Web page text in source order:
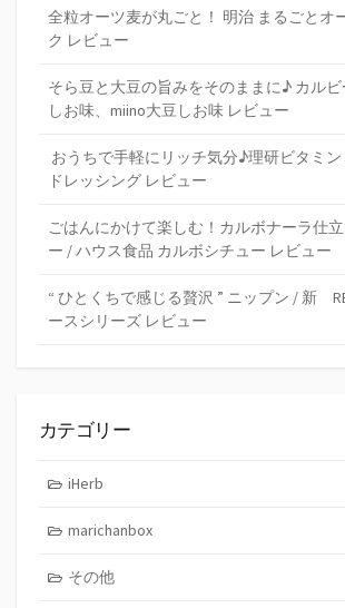
全粒オーツ麦が丸ごと！ 明治 まるごとオ
ク レビュー
そら豆と大豆の旨みをそのままに♪ カルビ
しお味、miino大豆しお味 レビュー
おうちで手軽にリッチ気分♪理研ビタミン
ドレッシング レビュー
ごはんにかけて楽しむ！カルボナーラ仕
ー / ハウス食品 カルボシチュー レビュー
“ ひとくちで感じる贅沢 ” ニップン / 新
ースシリーズ レビュー
カテゴリー
iHerb
marichanbox
その他